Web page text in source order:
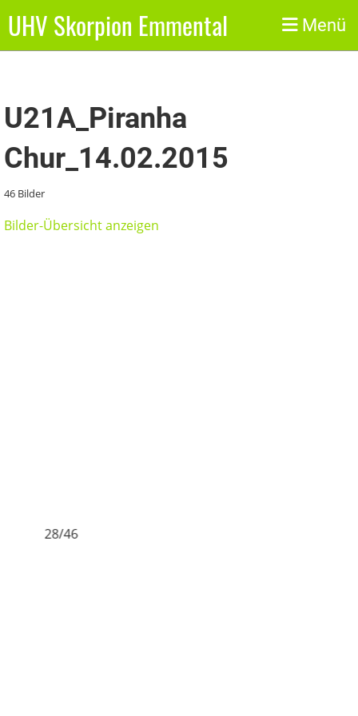
UHV Skorpion Emmental Menü
Zurück
U21A_Piranha
Chur_14.02.2015
46 Bilder
Bilder-Übersicht anzeigen